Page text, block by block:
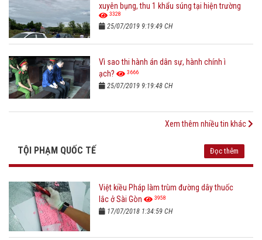
xuyên bụng, thu 1 khẩu súng tại hiện trường
3328
25/07/2019 9:19:49 CH
Vì sao thi hành án dân sự, hành chính ì
ạch?
3666
25/07/2019 9:19:48 CH
Xem thêm nhiều tin khác
TỘI PHẠM QUỐC TẾ Đọc thêm
Việt kiều Pháp làm trùm đường dây thuốc
lắc ở Sài Gòn
3958
17/07/2018 1:34:59 CH